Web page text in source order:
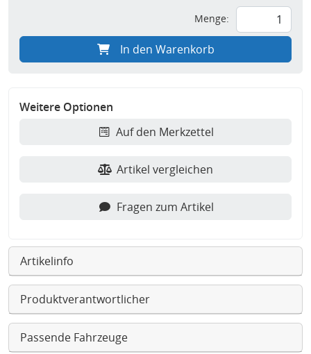
Menge:
In den Warenkorb
Weitere Optionen
Auf den Merkzettel
Artikel vergleichen
Fragen zum Artikel
Artikelinfo
Produktverantwortlicher
Passende Fahrzeuge